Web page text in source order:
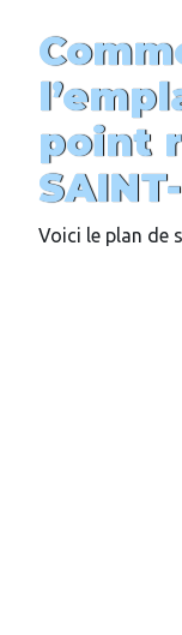
point
Voici le plan de